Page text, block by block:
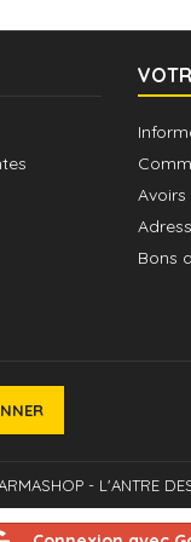
Avoirs
Bons
- L'ANTRE